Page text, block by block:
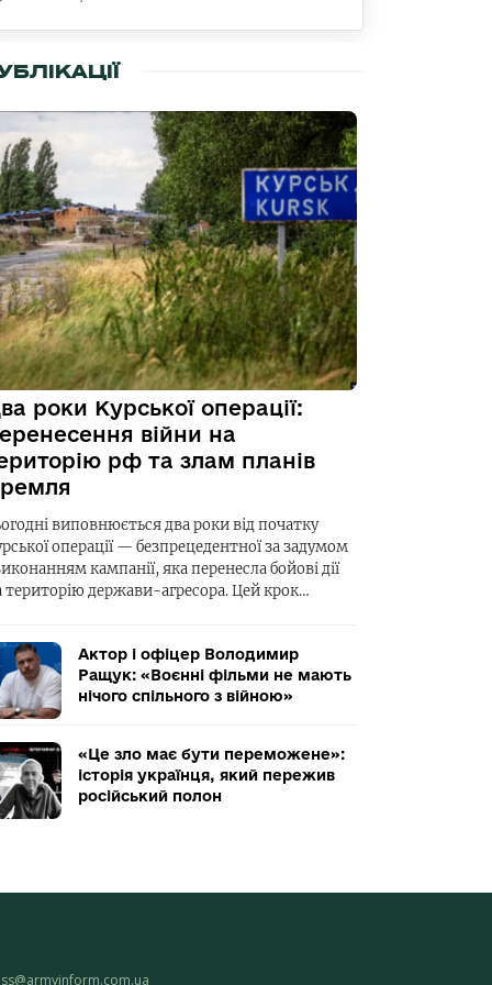
роки Курської операції:
війни на
рф та злам планів
виповнюється два роки від початку
операції — безпрецедентної за задумом
кампанії, яка перенесла бойові дії
територію держави-агресора. Цей крок…
Актор і офіцер Володимир
Ращук: «Воєнні фільми не мають
нічого спільного з війною»
«Це зло має бути переможене»:
історія українця, який пережив
російський полон